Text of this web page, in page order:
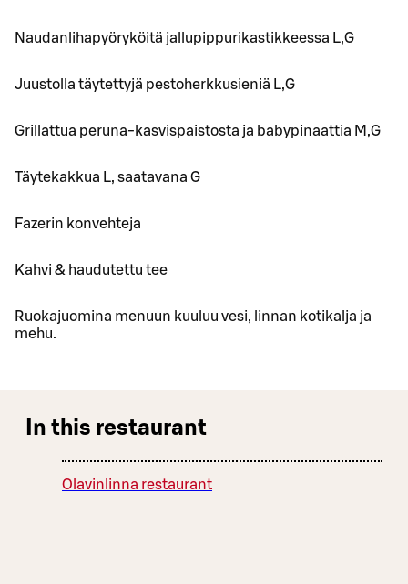
Naudanlihapyöryköitä jallupippurikastikkeessa L,G
Juustolla täytettyjä pestoherkkusieniä L,G
Grillattua peruna-kasvispaistosta ja babypinaattia M,G
Täytekakkua L, saatavana G
Fazerin konvehteja
Kahvi & haudutettu tee
Ruokajuomina menuun kuuluu vesi, linnan kotikalja ja
mehu.
In this restaurant
Olavinlinna restaurant